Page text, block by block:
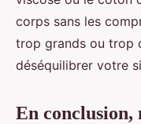
corps sans les
trop grands ou trop
déséquilibrer votre
En conclusion,